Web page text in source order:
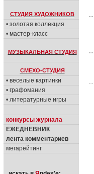
СТУДИЯ ХУДОЖНИКОВ
• золотая коллекция
• мастер-класс
МУЗЫКАЛЬНАЯ СТУДИЯ
СМЕХО-СТУДИЯ
• веселые картинки
• графомания
• литературные игры
конкурсы журнала
ЕЖЕДНЕВНИК
лента комментариев
мегарейтинг